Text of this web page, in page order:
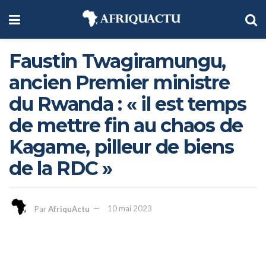
Faustin Twagiramungu,
ancien Premier ministre
du Rwanda : « il est temps
de mettre fin au chaos de
Kagame, pilleur de biens
de la RDC »
ParAfriquActu 10 mai 2023